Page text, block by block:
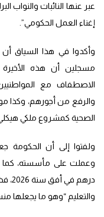
عبر عنها النائبات والنواب
إغناء العمل الحكومي”.
وأكدوا في هذا السياق أن
مسجلين أن هذه الأخيرة
الاصطفاف مع
والرفع من أجورهم، وكذا
الصحية كمشروع ملكي هيكلي
ولفتوا إلى أن الحكومة
والتعليم “وهو ما يجعلها